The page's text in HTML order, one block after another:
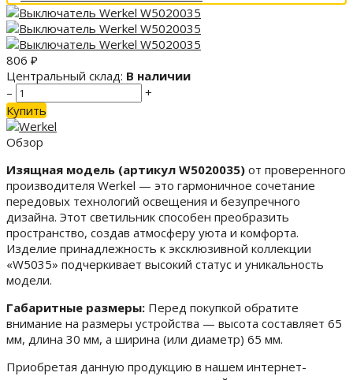
806 ₽
Центральный склад: В наличии
–
+
Купить
Обзор
Изящная модель (артикул W5020035) от проверенного
производителя Werkel — это гармоничное сочетание
передовых технологий освещения и безупречного
дизайна. Этот светильник способен преобразить
пространство, создав атмосферу уюта и комфорта.
Изделие принадлежность к эксклюзивной коллекции
«W5035» подчеркивает высокий статус и уникальность
модели.
Габаритные размеры: Перед покупкой обратите
внимание на размеры устройства — высота составляет 65
мм, длина 30 мм, а ширина (или диаметр) 65 мм.
Приобретая данную продукцию в нашем интернет-